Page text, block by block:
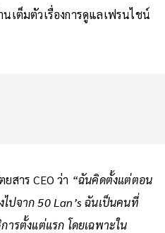
เต็มตัวเรื่องการดูแลเฟรนไชน์
สาร CEO ว่า “ฉันคิดตั้งแต่ตอน
ปจาก 50 Lan’s ฉันเป็นคนที่
ารตั้งแต่แรก โดยเฉพาะใน